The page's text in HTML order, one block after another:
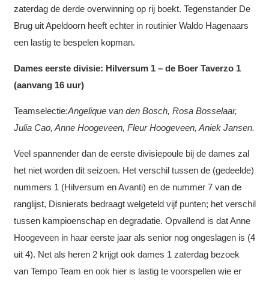
zaterdag de derde overwinning op rij boekt. Tegenstander De
Brug uit Apeldoorn heeft echter in routinier Waldo Hagenaars
een lastig te bespelen kopman.
Dames eerste divisie: Hilversum 1 – de Boer Taverzo 1
(aanvang 16 uur)
Teamselectie:Angelique van den Bosch, Rosa Bosselaar,
Julia Cao, Anne Hoogeveen, Fleur Hoogeveen, Aniek Jansen.
Veel spannender dan de eerste divisiepoule bij de dames zal
het niet worden dit seizoen. Het verschil tussen de (gedeelde)
nummers 1 (Hilversum en Avanti) en de nummer 7 van de
ranglijst, Disnierats bedraagt welgeteld vijf punten; het verschil
tussen kampioenschap en degradatie. Opvallend is dat Anne
Hoogeveen in haar eerste jaar als senior nog ongeslagen is (4
uit 4). Net als heren 2 krijgt ook dames 1 zaterdag bezoek
van Tempo Team en ook hier is lastig te voorspellen wie er